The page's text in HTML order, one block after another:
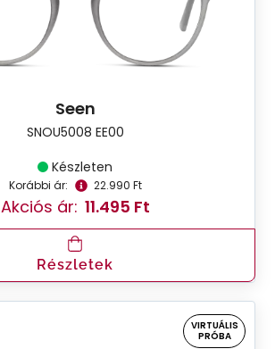
Seen
SNOU5008 EE00
Készleten
Korábbi ár: 22.990 Ft
Akciós ár: 11.495 Ft
Részletek
VIRTUÁLIS
PRÓBA